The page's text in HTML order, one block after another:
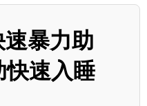
暴力助
快速入睡